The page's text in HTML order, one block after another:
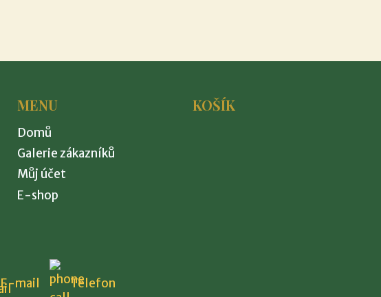
MENU
Domů
Galerie zákazníků
Můj účet
E-shop
KOŠÍK
E-mail Telefon